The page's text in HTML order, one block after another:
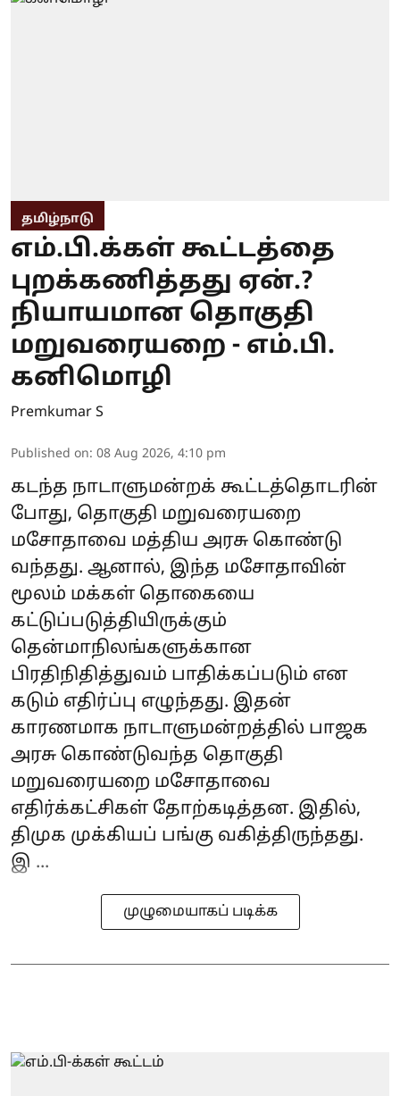
தமிழ்நாடு
எம்.பி.க்கள் கூட்டத்தை
புறக்கணித்தது ஏன்.?
நியாயமான தொகுதி
மறுவரையறை - எம்.பி.
கனிமொழி
Premkumar S
Published on: 08 Aug 2026, 4:10 pm
கடந்த நாடாளுமன்றக் கூட்டத்தொடரின்
போது, தொகுதி மறுவரையறை
மசோதாவை மத்திய அரசு கொண்டு
வந்தது. ஆனால், இந்த மசோதாவின்
மூலம் மக்கள் தொகையை
கட்டுப்படுத்தியிருக்கும்
தென்மாநிலங்களுக்கான
பிரதிநிதித்துவம் பாதிக்கப்படும் என
கடும் எதிர்ப்பு எழுந்தது. இதன்
காரணமாக நாடாளுமன்றத்தில் பாஜக
அரசு கொண்டுவந்த தொகுதி
மறுவரையறை மசோதாவை
எதிர்க்கட்சிகள் தோற்கடித்தன. இதில்,
திமுக முக்கியப் பங்கு வகித்திருந்தது.
இ ...
முழுமையாகப் படிக்க